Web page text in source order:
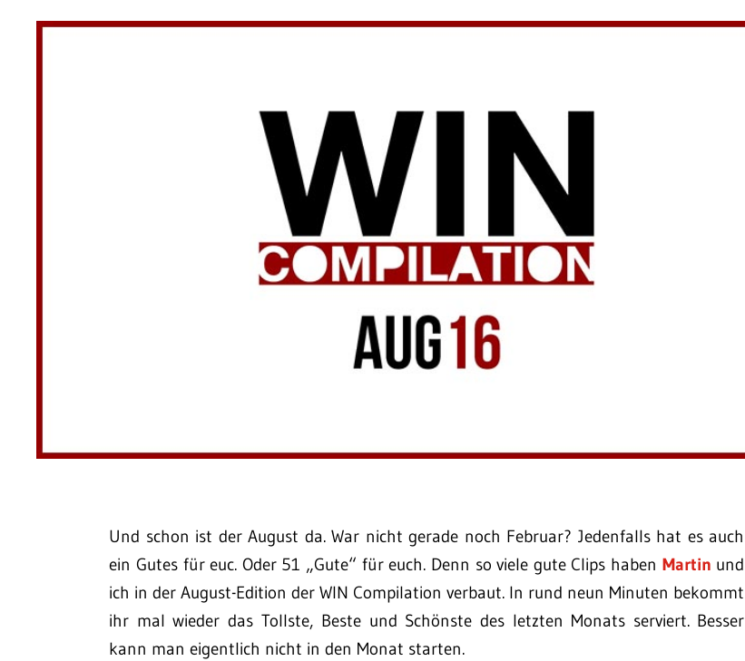
Und schon ist der August da. War nicht gerade noch Februar? Jedenfalls hat es auch
ein Gutes für euc. Oder 51 „Gute“ für euch. Denn so viele gute Clips haben Martin und
ich in der August-Edition der WIN Compilation verbaut. In rund neun Minuten bekommt
ihr mal wieder das Tollste, Beste und Schönste des letzten Monats serviert. Besser
kann man eigentlich nicht in den Monat starten.